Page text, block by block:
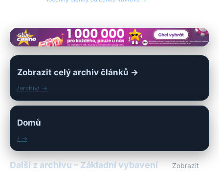
Zobrazit celý archiv článků →
/archiv/ →
Domů
/ →
Další z archivu – Základní vybavení
Zobrazit